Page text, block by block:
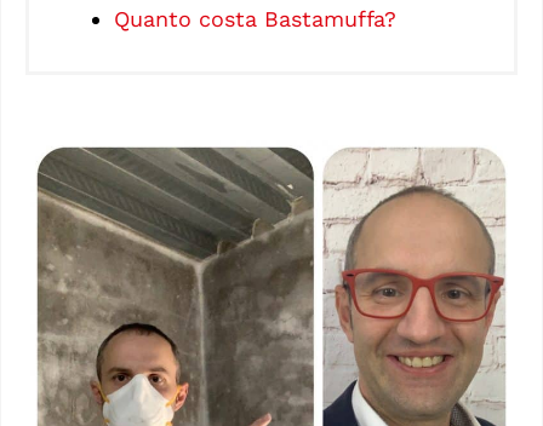
Quanto costa Bastamuffa?